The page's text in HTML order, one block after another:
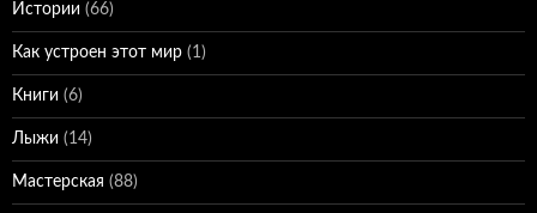
Истории (66)
Как устроен этот мир (1)
Книги (6)
Лыжи (14)
Мастерская (88)